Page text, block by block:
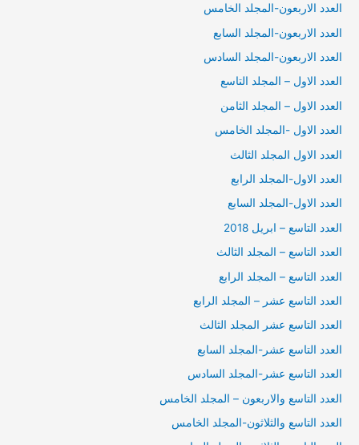
العدد الاربعون-المجلد الخامس
العدد الاربعون-المجلد السابع
العدد الاربعون-المجلد السادس
العدد الاول – المجلد التاسع
العدد الاول – المجلد الثامن
العدد الاول -المجلد الخامس
العدد الاول المجلد الثالث
العدد الاول-المجلد الرابع
العدد الاول-المجلد السابع
العدد التاسع – ابريل 2018
العدد التاسع – المجلد الثالث
العدد التاسع – المجلد الرابع
العدد التاسع عشر – المجلد الرابع
العدد التاسع عشر المجلد الثالث
العدد التاسع عشر-المجلد السابع
العدد التاسع عشر-المجلد السادس
العدد التاسع والاربعون – المجلد الخامس
العدد التاسع والثلاثون-المجلد الخامس